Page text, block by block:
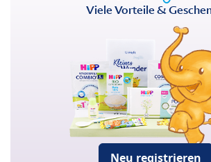
Viele Vorteile &
Neu registrieren